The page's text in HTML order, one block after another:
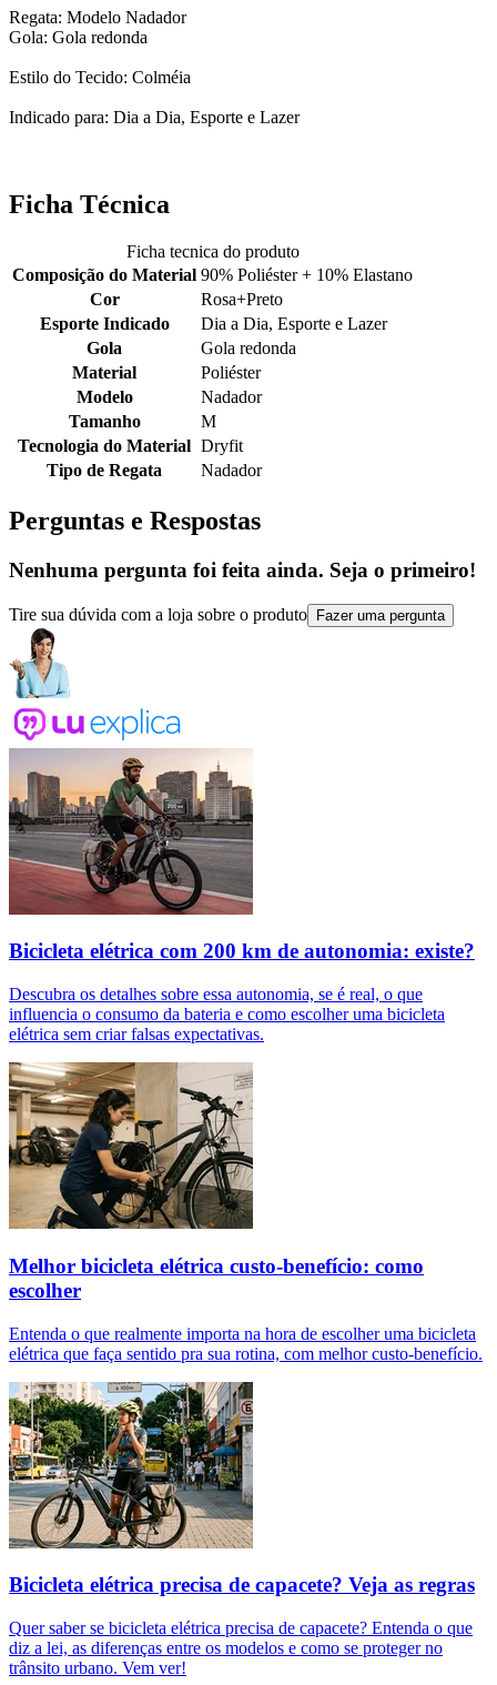
Regata: Modelo Nadador
Gola: Gola redonda
Estilo do Tecido: Colméia
Indicado para: Dia a Dia, Esporte e Lazer
Ficha Técnica
Ficha tecnica do produto
Composição do Material 90% Poliéster + 10% Elastano
Cor
Rosa+Preto
Esporte Indicado
Dia a Dia, Esporte e Lazer
Gola
Gola redonda
Material
Poliéster
Modelo
Nadador
Tamanho
M
Tecnologia do Material Dryfit
Tipo de Regata
Nadador
Perguntas e Respostas
Nenhuma pergunta foi feita ainda. Seja o primeiro!
Tire sua dúvida com a loja sobre o produto Fazer uma pergunta
Bicicleta elétrica com 200 km de autonomia: existe?
Descubra os detalhes sobre essa autonomia, se é real, o que
influencia o consumo da bateria e como escolher uma bicicleta
elétrica sem criar falsas expectativas.
Melhor bicicleta elétrica custo-benefício: como
escolher
Entenda o que realmente importa na hora de escolher uma bicicleta
elétrica que faça sentido pra sua rotina, com melhor custo-benefício.
Bicicleta elétrica precisa de capacete? Veja as regras
Quer saber se bicicleta elétrica precisa de capacete? Entenda o que
diz a lei, as diferenças entre os modelos e como se proteger no
trânsito urbano. Vem ver!